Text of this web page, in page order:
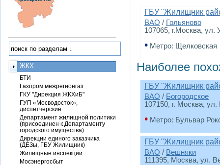
ГБУ "Жилищник
ВАО / Гольяново
107065, г.Москва, ул.
• Метро: Щелковская
Наиболее
ГБУ "Жилищник
ВАО / Богородское
107150, г. Москва,
• Метро: Бульвар
ГБУ "Жилищник
ВАО / Вешняки
111395, Москва, ул.
ЖКХ
БТИ
Газпром межрегионгаз
ГКУ "Дирекция ЖКХиБ"
ГУП «Мосводосток»,
диспетчерские
Департамент жилищной политики
(присоединен к Департаменту
городского имущества)
Дирекции единого заказчика
(ДЕЗы, ГБУ Жилищник)
Жилищные инспекции
Мосэнергосбыт